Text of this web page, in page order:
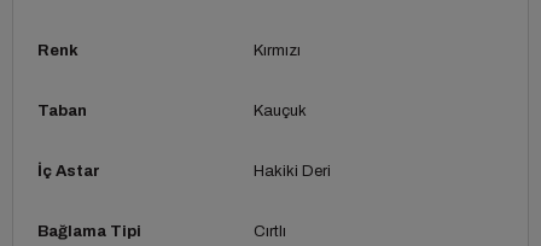
Renk Kırmızı
Taban Kauçuk
İç Astar Hakiki Deri
Bağlama Tipi Cırtlı